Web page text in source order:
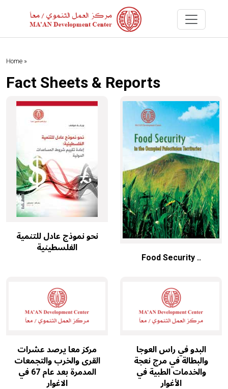
Home »
Fact Sheets & Reports
نحو نموذج عادل للتنمية
الفلسطينية
Food Security ..
مركز معا يرصد عشرات
القرى والخرب والتجمعات
المدمرة بعد عام 67 في
الاغوار
البدو في راس العوجا
والبطالة في مرج نعجة
والخدمات الطبية في
الأغوار